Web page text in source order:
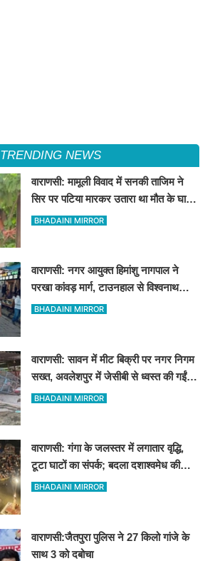
TRENDING NEWS
वाराणसी: मामूली विवाद में सनकी ताजिम ने
सिर पर पटिया मारकर उतारा था मौत के घाट,
पत्नी रहती है मायके, जानें पूरा घटनाक्रम
BHADAINI MIRROR
वाराणसी: नगर आयुक्त हिमांशु नागपाल ने
परखा कांवड़ मार्ग, टाउनहाल से विश्वनाथ
मंदिर तक किया पैदल और गोल्फ कार्ट से
BHADAINI MIRROR
वाराणसी: सावन में मीट बिक्री पर नगर निगम
सख्त, अवलेशपुर में जेसीबी से ध्वस्त की गईं
12 दुकानें
BHADAINI MIRROR
वाराणसी: गंगा के जलस्तर में लगातार वृद्धि,
टूटा घाटों का संपर्क; बदला दशाश्वमेध की
विश्वप्रसिद्ध महाआरती का स्थान
BHADAINI MIRROR
वाराणसी:जैतपुरा पुलिस ने 27 किलो गांजे के
साथ 3 को दबोचा